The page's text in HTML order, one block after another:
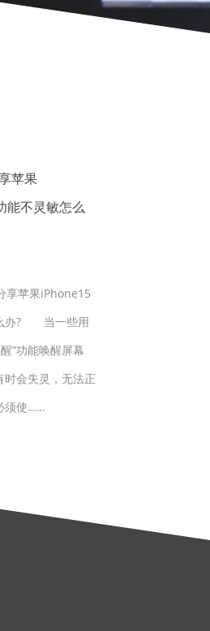
苹果
能不灵敏怎么
苹果iPhone15
办? 当一些用
”功能唤醒屏幕
时会失灵，无法正
须使……